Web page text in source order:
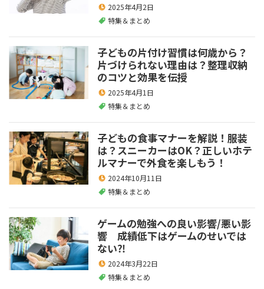
2025年4月2日
特集＆まとめ
子どもの片付け習慣は何歳から？
片づけられない理由は？整理収納
のコツと効果を伝授
2025年4月1日
特集＆まとめ
子どもの食事マナーを解説！服装
は？スニーカーはOK？正しいホテ
ルマナーで外食を楽しもう！
2024年10月11日
特集＆まとめ
ゲームの勉強への良い影響/悪い影
響 成績低下はゲームのせいでは
ない⁈
2024年3月22日
特集＆まとめ